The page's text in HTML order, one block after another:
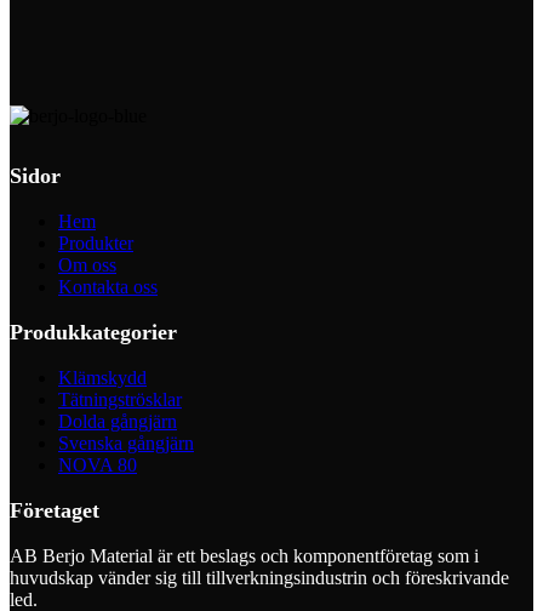
Sidor
Hem
Produkter
Om oss
Kontakta oss
Produkkategorier
Klämskydd
Tätningströsklar
Dolda gångjärn
Svenska gångjärn
NOVA 80
Företaget
AB Berjo Material är ett beslags och komponentföretag som i
huvudskap vänder sig till tillverkningsindustrin och föreskrivande
led.